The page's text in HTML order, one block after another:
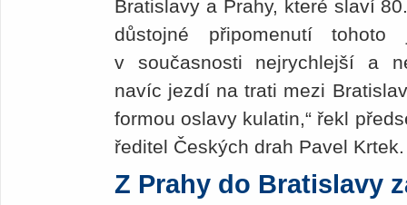
Bratislavy a Prahy, které slaví
důstojné připomenutí
v současnosti nejrychlejší a
navíc jezdí na trati mezi
formou oslavy kulatin,“ řekl
ředitel Českých drah Pavel Krtek.
Z Prahy do Bratislavy